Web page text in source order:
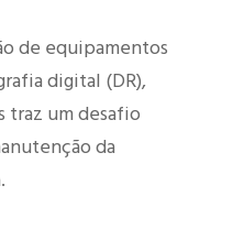
de equipamentos
digital (DR),
traz um desafio
da